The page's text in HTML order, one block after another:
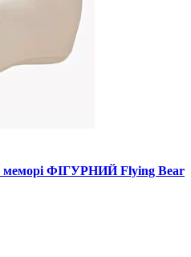
меморі ФІГУРНИЙ Flying Bear